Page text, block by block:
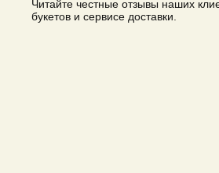
Читайте честные отзывы наших
букетов и сервисе доставки.